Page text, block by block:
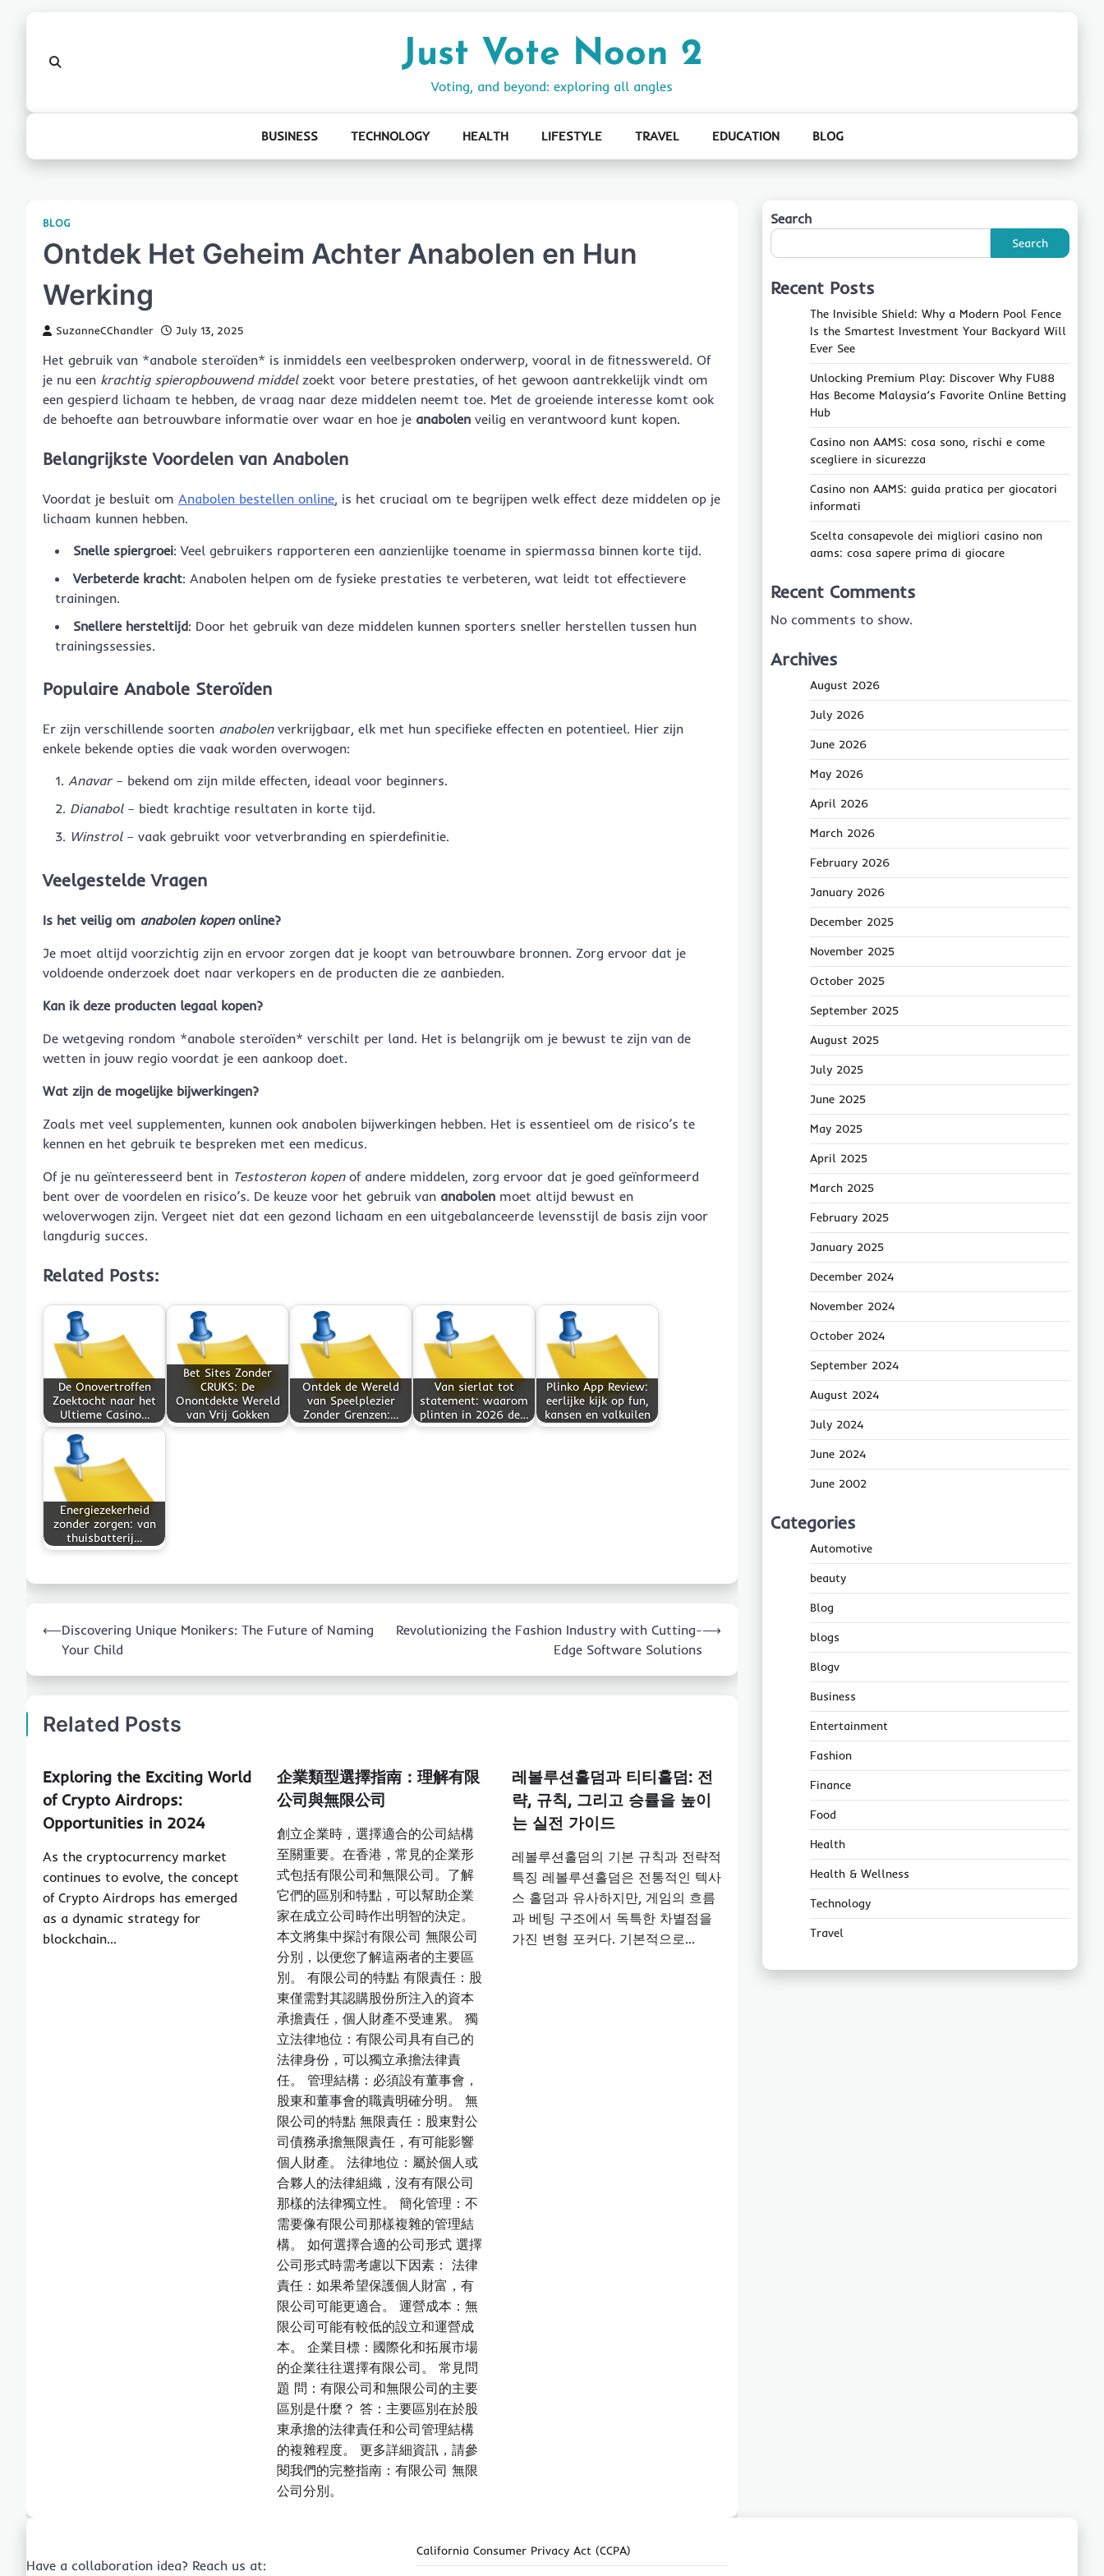
Just Vote Noon 2
Voting, and beyond: exploring all angles
BUSINESS TECHNOLOGY HEALTH LIFESTYLE TRAVEL EDUCATION BLOG
BLOG
Ontdek Het Geheim Achter Anabolen en Hun
Werking
SuzanneCChandler July 13, 2025
Het gebruik van *anabole steroïden* is inmiddels een veelbesproken onderwerp, vooral in de fitnesswereld. Of
je nu een krachtig spieropbouwend middelzoekt voor betere prestaties, of het gewoon aantrekkelijk vindt om
een gespierd lichaam te hebben, de vraag naar deze middelen neemt toe. Met de groeiende interesse komt ook
de behoefte aan betrouwbare informatie over waar en hoe je anabolen veilig en verantwoord kunt kopen.
Belangrijkste Voordelen van Anabolen
Voordat je besluit om Anabolen bestellen online, is het cruciaal om te begrijpen welk effect deze middelen op je
lichaam kunnen hebben.
Snelle spiergroei: Veel gebruikers rapporteren een aanzienlijke toename in spiermassa binnen korte tijd.
Verbeterde kracht: Anabolen helpen om de fysieke prestaties te verbeteren, wat leidt tot effectievere
trainingen.
Snellere hersteltijd: Door het gebruik van deze middelen kunnen sporters sneller herstellen tussen hun
trainingssessies.
Populaire Anabole Steroïden
Er zijn verschillende soorten anabolenverkrijgbaar, elk met hun specifieke effecten en potentieel. Hier zijn
enkele bekende opties die vaak worden overwogen:
Anavar– bekend om zijn milde effecten, ideaal voor beginners.
Dianabol– biedt krachtige resultaten in korte tijd.
Winstrol– vaak gebruikt voor vetverbranding en spierdefinitie.
Veelgestelde Vragen
Is het veilig om anabolen kopenonline?
Je moet altijd voorzichtig zijn en ervoor zorgen dat je koopt van betrouwbare bronnen. Zorg ervoor dat je
voldoende onderzoek doet naar verkopers en de producten die ze aanbieden.
Kan ik deze producten legaal kopen?
De wetgeving rondom *anabole steroïden* verschilt per land. Het is belangrijk om je bewust te zijn van de
wetten in jouw regio voordat je een aankoop doet.
Wat zijn de mogelijke bijwerkingen?
Zoals met veel supplementen, kunnen ook anabolen bijwerkingen hebben. Het is essentieel om de risico’s te
kennen en het gebruik te bespreken met een medicus.
Of je nu geïnteresseerd bent in Testosteron kopenof andere middelen, zorg ervoor dat je goed geïnformeerd
bent over de voordelen en risico’s. De keuze voor het gebruik van anabolen moet altijd bewust en
weloverwogen zijn. Vergeet niet dat een gezond lichaam en een uitgebalanceerde levensstijl de basis zijn voor
langdurig succes.
Related Posts:
De Onovertroffen
Zoektocht naar het
Ultieme Casino…
Bet Sites Zonder
CRUKS: De
Onontdekte Wereld
van Vrij Gokken
Ontdek de Wereld
van Speelplezier
Zonder Grenzen:…
Van sierlat tot
statement: waarom
plinten in 2026 de…
Plinko App Review:
eerlijke kijk op fun,
kansen en valkuilen
Energiezekerheid
zonder zorgen: van
thuisbatterij…
navigation
⟵Discovering Unique Monikers: The Future of Naming
Your Child
Revolutionizing the Fashion Industry with Cutting-
Edge Software Solutions
⟶
Related Posts
Exploring the Exciting World
of Crypto Airdrops:
Opportunities in 2024
As the cryptocurrency market
continues to evolve, the concept
of Crypto Airdrops has emerged
as a dynamic strategy for
blockchain…
企業類型選擇指南：理解有限
公司與無限公司
創立企業時，選擇適合的公司結構
至關重要。在香港，常見的企業形
式包括有限公司和無限公司。了解
它們的區別和特點，可以幫助企業
家在成立公司時作出明智的決定。
本文將集中探討有限公司 無限公司
分別，以便您了解這兩者的主要區
別。 有限公司的特點 有限責任：股
東僅需對其認購股份所注入的資本
承擔責任，個人財產不受連累。 獨
立法律地位：有限公司具有自己的
法律身份，可以獨立承擔法律責
任。 管理結構：必須設有董事會，
股東和董事會的職責明確分明。 無
限公司的特點 無限責任：股東對公
司債務承擔無限責任，有可能影響
個人財產。 法律地位：屬於個人或
合夥人的法律組織，沒有有限公司
那樣的法律獨立性。 簡化管理：不
需要像有限公司那樣複雜的管理結
構。 如何選擇合適的公司形式 選擇
公司形式時需考慮以下因素： 法律
責任：如果希望保護個人財富，有
限公司可能更適合。 運營成本：無
限公司可能有較低的設立和運營成
本。 企業目標：國際化和拓展市場
的企業往往選擇有限公司。 常見問
題 問：有限公司和無限公司的主要
區別是什麼？ 答：主要區別在於股
東承擔的法律責任和公司管理結構
的複雜程度。 更多詳細資訊，請參
閱我們的完整指南：有限公司 無限
公司分別。
레볼루션홀덤과 티티홀덤: 전
략, 규칙, 그리고 승률을 높이
는 실전 가이드
레볼루션홀덤의 기본 규칙과 전략적
특징 레볼루션홀덤은 전통적인 텍사
스 홀덤과 유사하지만, 게임의 흐름
과 베팅 구조에서 독특한 차별점을
가진 변형 포커다. 기본적으로…
Search
Search
Recent Posts
The Invisible Shield: Why a Modern Pool Fence
Is the Smartest Investment Your Backyard Will
Ever See
Unlocking Premium Play: Discover Why FU88
Has Become Malaysia’s Favorite Online Betting
Hub
Casino non AAMS: cosa sono, rischi e come
scegliere in sicurezza
Casino non AAMS: guida pratica per giocatori
informati
Scelta consapevole dei migliori casino non
aams: cosa sapere prima di giocare
Recent Comments
No comments to show.
Archives
August 2026
July 2026
June 2026
May 2026
April 2026
March 2026
February 2026
January 2026
December 2025
November 2025
October 2025
September 2025
August 2025
July 2025
June 2025
May 2025
April 2025
March 2025
February 2025
January 2025
December 2024
November 2024
October 2024
September 2024
August 2024
July 2024
June 2024
June 2002
Categories
Automotive
beauty
Blog
blogs
Blogv
Business
Entertainment
Fashion
Finance
Food
Health
Health & Wellness
Technology
Travel
Have a collaboration idea? Reach us at:
California Consumer Privacy Act (CCPA)